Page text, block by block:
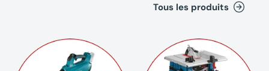
Tous les produits